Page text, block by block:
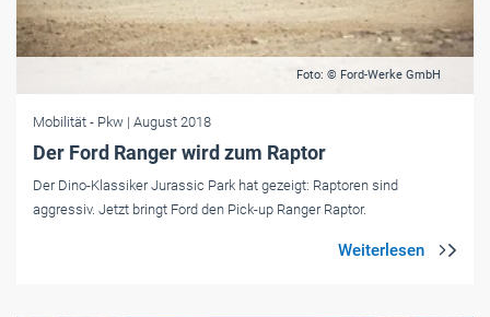
Foto: © Ford-Werke GmbH
Mobilität - Pkw | August 2018
Der Ford Ranger wird zum Raptor
Der Dino-Klassiker Jurassic Park hat gezeigt: Raptoren sind
aggressiv. Jetzt bringt Ford den Pick-up Ranger Raptor.